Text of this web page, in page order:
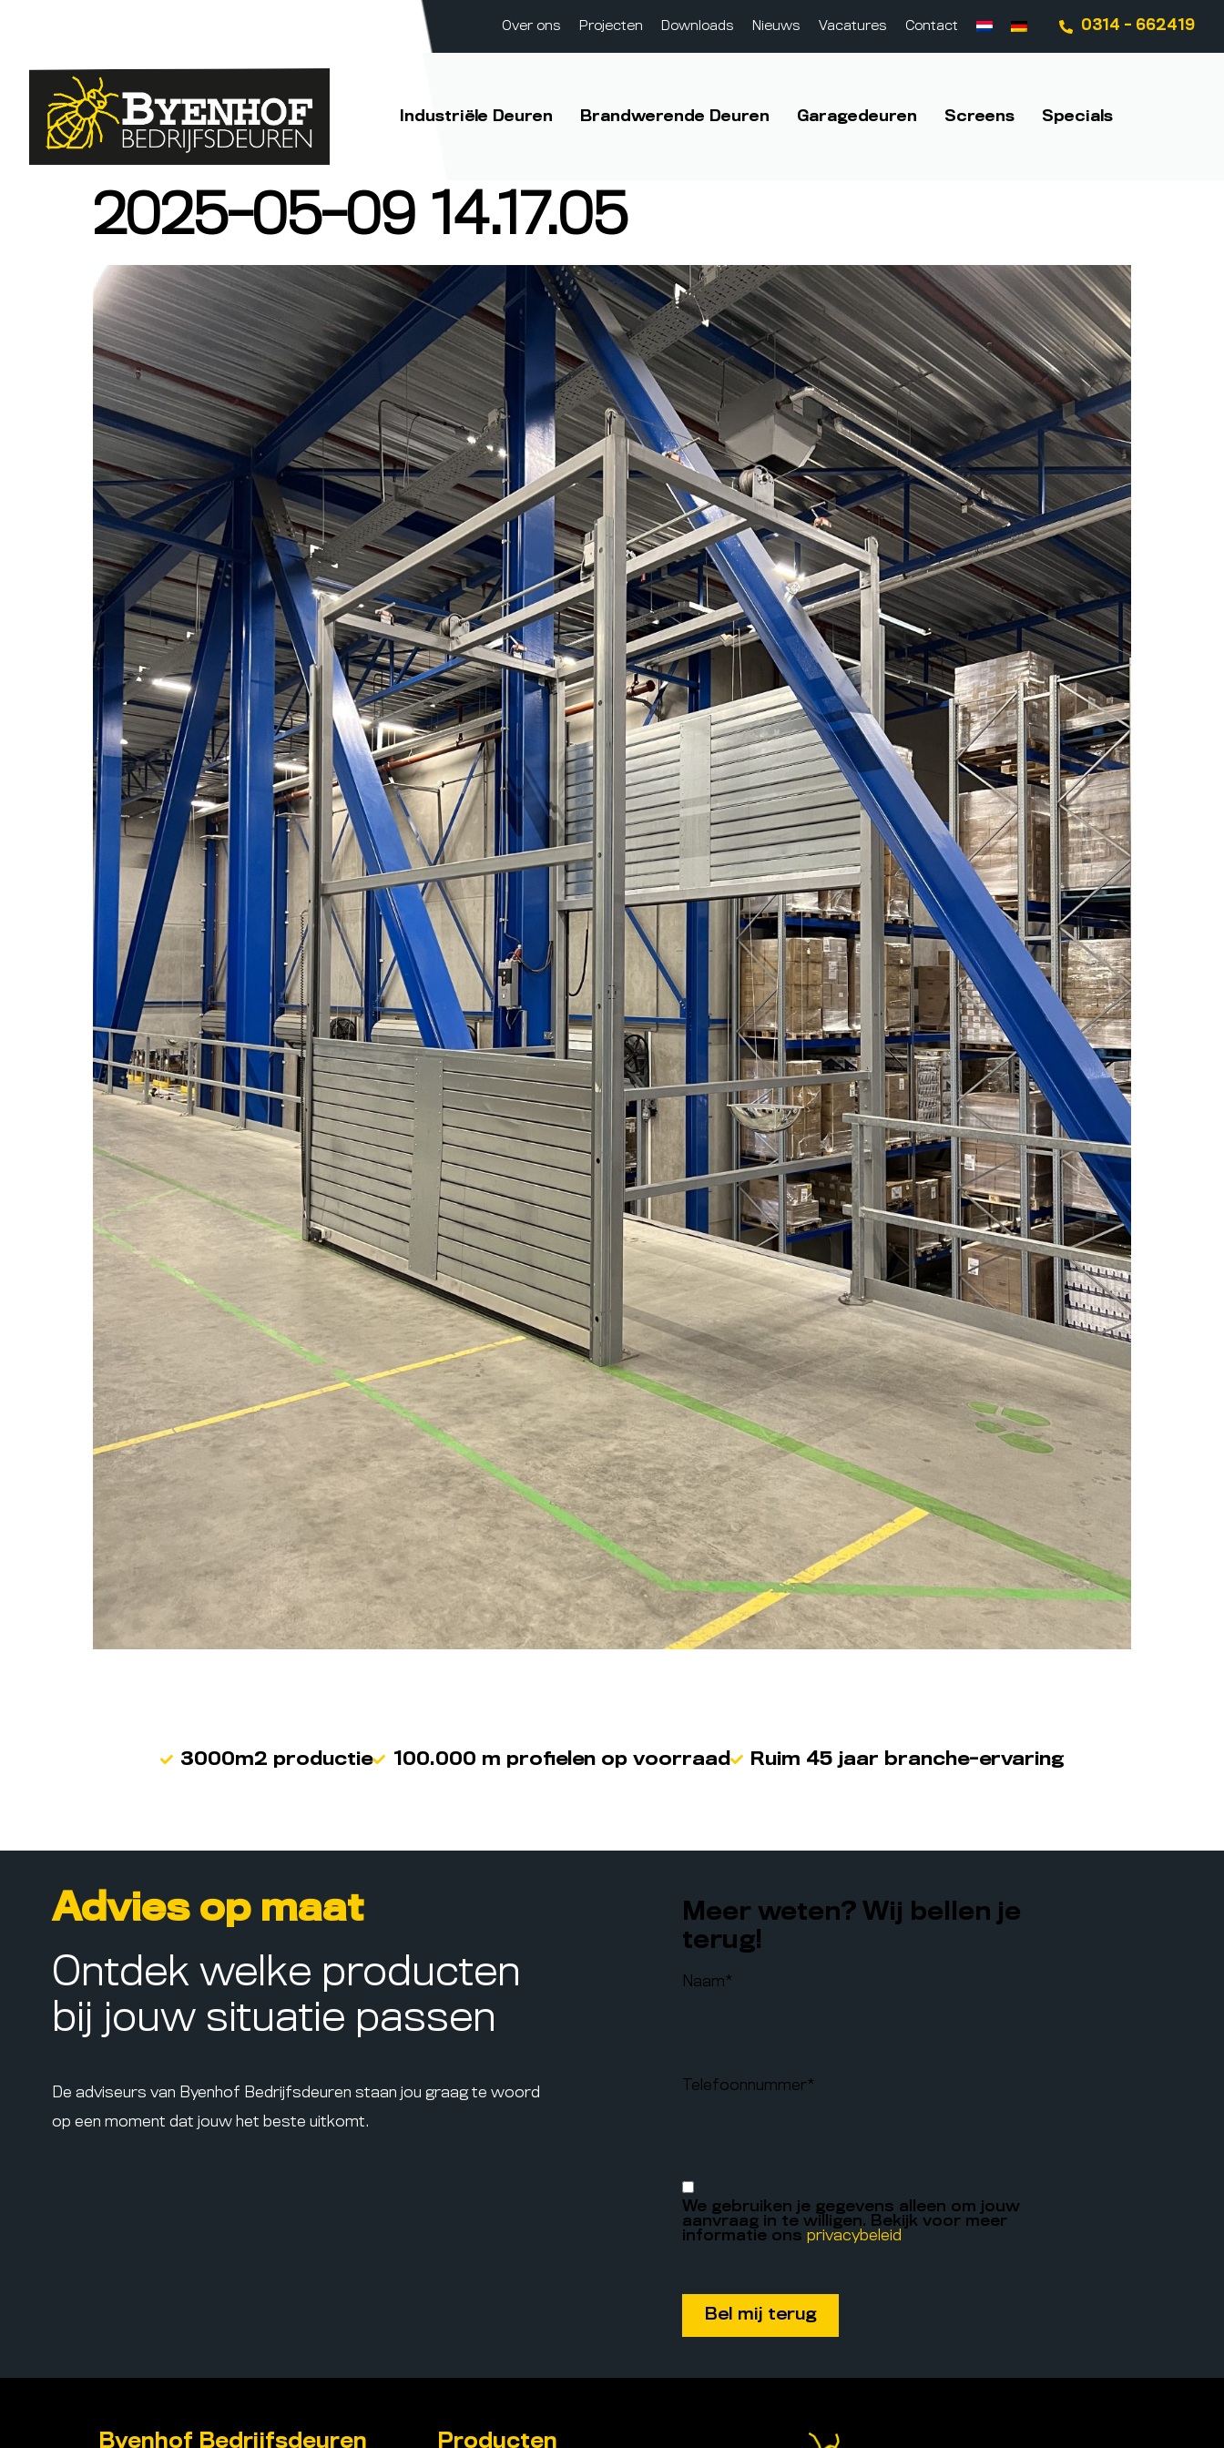
Over ons Projecten Downloads Nieuws Vacatures Contact 0314 - 662419
Industriële Deuren Brandwerende Deuren Garagedeuren Screens Specials
2025-05-09 14.17.05
3000m2 productie 100.000 m profielen op voorraad Ruim 45 jaar branche-ervaring
Advies op maat
Ontdek welke producten
bij jouw situatie passen
De adviseurs van Byenhof Bedrijfsdeuren staan jou graag te woord
op een moment dat jouw het beste uitkomt.
Meer weten? Wij bellen je
terug!
Naam*
Telefoonnummer*
We gebruiken je gegevens alleen om jouw
aanvraag in te willigen. Bekijk voor meer
informatie onsprivacybeleid
Byenhof Bedrijfsdeuren Producten